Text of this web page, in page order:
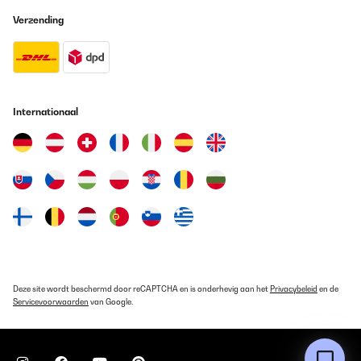
Verzending
Internationaal
Deze site wordt beschermd door reCAPTCHA en is onderhevig aan het Privacybeleid en de
Servicevoorwaarden van Google.